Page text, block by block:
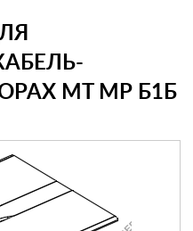
MT МР Б1Б